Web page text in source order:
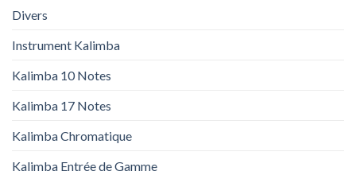
Divers
Instrument Kalimba
Kalimba 10 Notes
Kalimba 17 Notes
Kalimba Chromatique
Kalimba Entrée de Gamme